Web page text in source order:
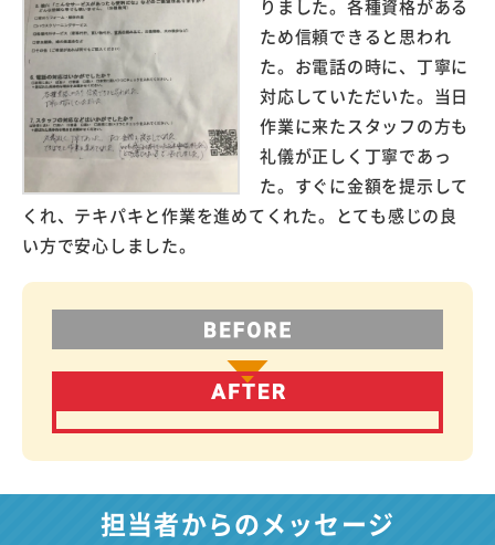
りました。各種資格がある
ため信頼できると思われ
た。お電話の時に、丁寧に
対応していただいた。当日
作業に来たスタッフの方も
礼儀が正しく丁寧であっ
た。すぐに金額を提示して
くれ、テキパキと作業を進めてくれた。とても感じの良
い方で安心しました。
担当者からのメッセージ